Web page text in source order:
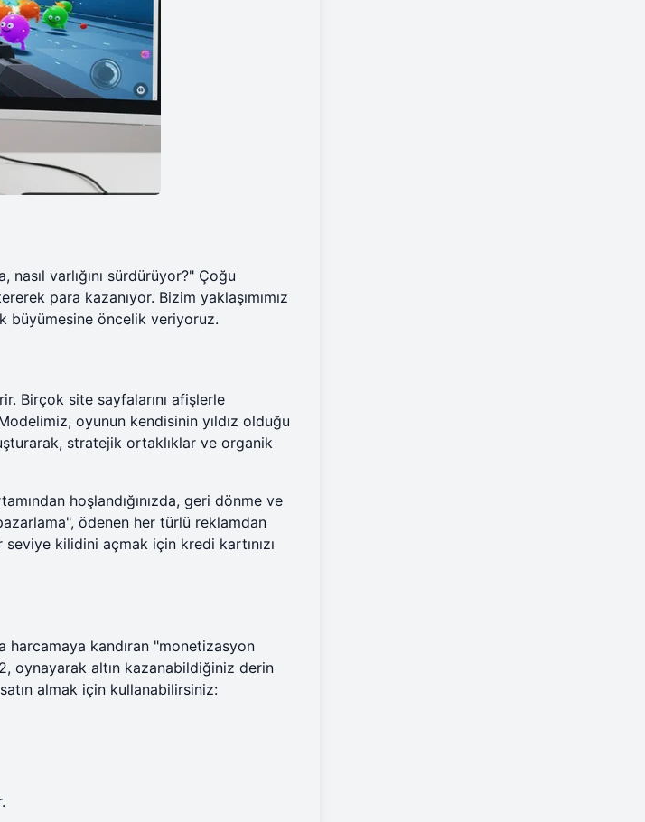
varlığını sürdürüyor?" Çoğu
para kazanıyor. Bizim yaklaşımımız
büyümesine öncelik veriyoruz.
Birçok site sayfalarını afişlerle
oyunun kendisinin yıldız olduğu
stratejik ortaklıklar ve organik
hoşlandığınızda, geri dönme ve
ödenen her türlü reklamdan
seviye kilidini açmak için kredi kartınızı
harcamaya kandıran "monetizasyon
oynayarak altın kazanabildiğiniz derin
almak için kullanabilirsiniz: